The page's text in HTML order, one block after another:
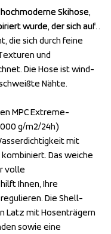
Skihose,
wurde, der sich auf
die sich durch feine
und
Die Hose ist wind-
Nähte.
MPC Extreme-
g/m2/24h)
mit
Das weiche
volle
Ihnen, Ihre
Die Shell-
Latz mit Hosenträgern
sowie eine
Skihose,
wurde, der sich auf
die sich durch feine
und
Die Hose ist wind-
Nähte.
MPC Extreme-
g/m2/24h)
mit
Das weiche
volle
Ihnen, Ihre
Die Shell-
Latz mit Hosenträgern
sowie eine